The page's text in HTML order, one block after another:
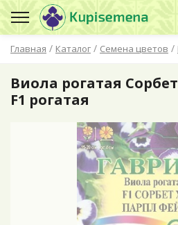
Главная / Каталог / Семена цветов /
Виола рогатая
F1 рогатая